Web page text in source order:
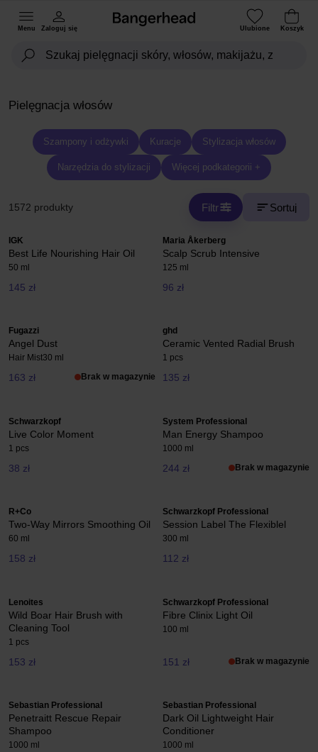
Menu Zaloguj się Ulubione Koszyk
Pielęgnacja włosów
Szampony i odżywki Kuracje Stylizacja włosów
Narzędzia do stylizacji Więcej podkategorii +
1572 produkty Filtr Sortuj
IGK
Best Life Nourishing Hair Oil
50 ml
145 zł
Maria Åkerberg
Scalp Scrub Intensive
125 ml
96 zł
Fugazzi
Angel Dust
Hair Mist30 ml
163 zł Brak w magazynie
ghd
Ceramic Vented Radial Brush
1 pcs
135 zł
Schwarzkopf
Live Color Moment
1 pcs
38 zł
System Professional
Man Energy Shampoo
1000 ml
244 zł Brak w magazynie
R+Co
Two-Way Mirrors Smoothing Oil
60 ml
158 zł
Schwarzkopf Professional
Session Label The Flexiblel
300 ml
112 zł
Lenoites
Wild Boar Hair Brush with
Cleaning Tool
1 pcs
153 zł
Schwarzkopf Professional
Fibre Clinix Light Oil
100 ml
151 zł Brak w magazynie
Sebastian Professional
Penetraitt Rescue Repair
Shampoo
1000 ml
Sebastian Professional
Dark Oil Lightweight Hair
Conditioner
1000 ml